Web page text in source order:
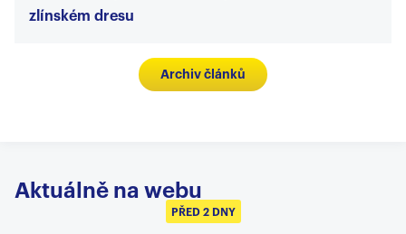
zlínském dresu
Archiv článků
Aktuálně na webu
PŘED 2 DNY